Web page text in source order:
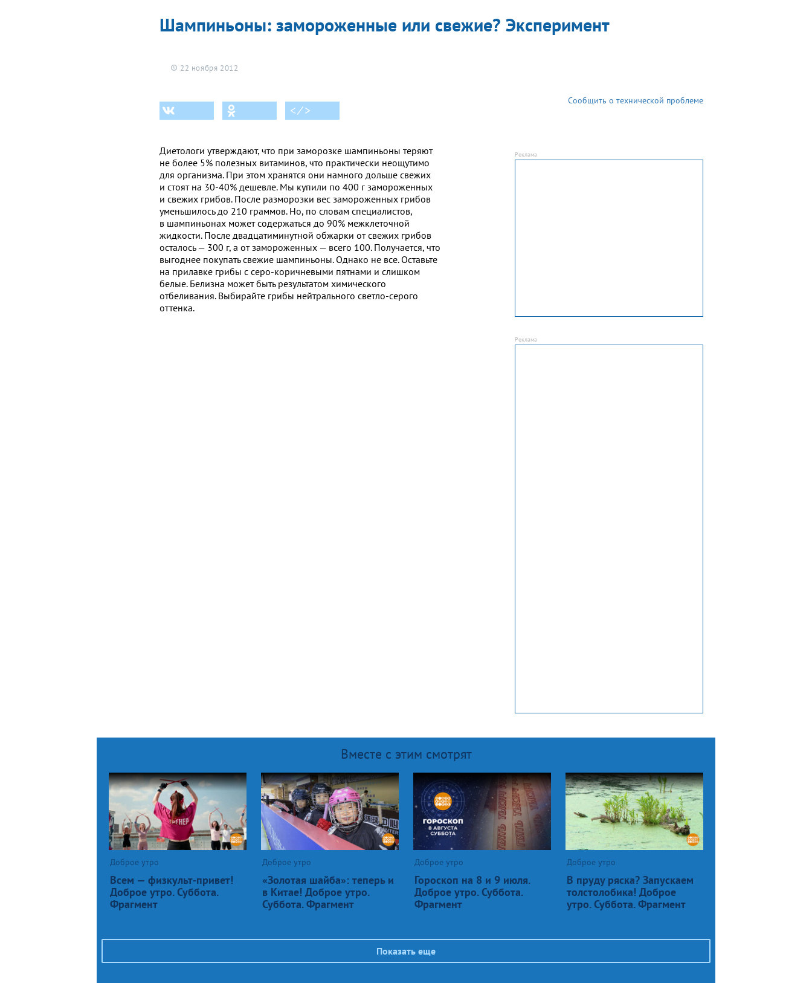
Шампиньоны: замороженные или свежие? Эксперимент
22 ноября 2012
< ⁄ >
Сообщить о технической проблеме
Диетологи утверждают, что при заморозке шампиньоны теряют
не более 5% полезных витаминов, что практически неощутимо
для организма. При этом хранятся они намного дольше свежих
и стоят на 30-40% дешевле. Мы купили по 400 г замороженных
и свежих грибов. После разморозки вес замороженных грибов
уменьшилось до 210 граммов. Но, по словам специалистов,
в шампиньонах может содержаться до 90% межклеточной
жидкости. После двадцатиминутной обжарки от свежих грибов
осталось — 300 г, а от замороженных — всего 100. Получается, что
выгоднее покупать свежие шампиньоны. Однако не все. Оставьте
на прилавке грибы с серо-коричневыми пятнами и слишком
белые. Белизна может быть результатом химического
отбеливания. Выбирайте грибы нейтрального светло-серого
оттенка.
Вместе с этим смотрят
Доброе утро
Всем — физкульт-привет!
Доброе утро. Суббота.
Фрагмент
Доброе утро
«Золотая шайба»: теперь и
в Китае! Доброе утро.
Суббота. Фрагмент
Доброе утро
Гороскоп на 8 и 9 июля.
Доброе утро. Суббота.
Фрагмент
Доброе утро
В пруду ряска? Запускаем
толстолобика! Доброе
утро. Суббота. Фрагмент
Показать еще